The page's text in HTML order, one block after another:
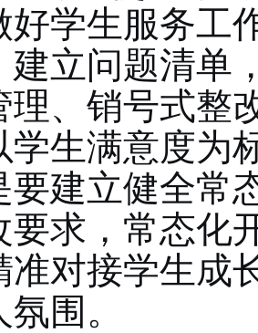
好学生服务工
建立问题清单
理、销号式整
学生满意度为
要建立健全常
要求，常态化
准对接学生成
围。